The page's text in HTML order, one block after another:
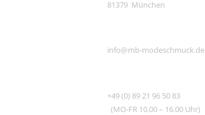
81379 München
info@mb-modeschmuck.de
+49 (0) 89 21 96 50 83
(MO-FR 10.00 – 16.00 Uhr)